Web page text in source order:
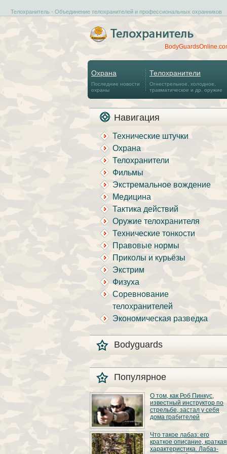
Телохранитель - Объединение телохранителей и профессиональных охранников
Охрана
Последние новости
охраны
Телохранители
Огнестрельное, холодное,
травматическое и др. оружие
Навигация
Технические штучки
Охрана
Телохранители
Фильмы
Экстремальное вождение
Медицина
Тактика действий
Оружие телохранителя
Технические тонкости
Правовые нормы
Приколы и курьёзы
Экстрим
Физуха
Соревнование
телохранителей
Экономическая разведка
Bodyguards
Популярное
О том, как Роб Пинкус,
известный инструктор по
стрельбе, застал у себя
дома грабителей
Вот вы всё говорите:
«В США круто, там
можно любого
постороннего в своём
Что такое лабаз: его
краткое описание, краткая
характеристика. Лабаз-